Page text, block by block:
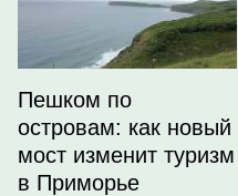
Пешком по
островам: как новый
мост изменит туризм
в Приморье